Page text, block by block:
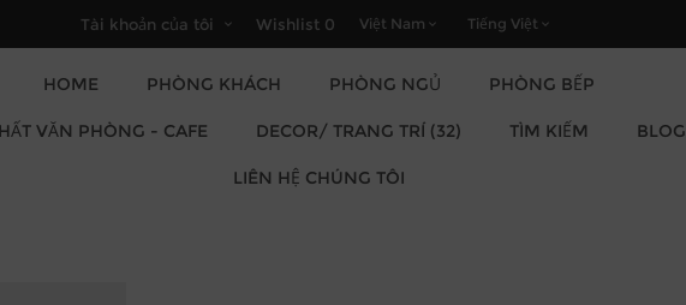
Tài khoản của tôi Wishlist 0
HOME PHÒNG KHÁCH PHÒNG NGỦ PHÒNG BẾP
VĂN PHÒNG - CAFE DECOR/ TRANG TRÍ (32) TÌM KIẾM BLOG
LIÊN HỆ CHÚNG TÔI